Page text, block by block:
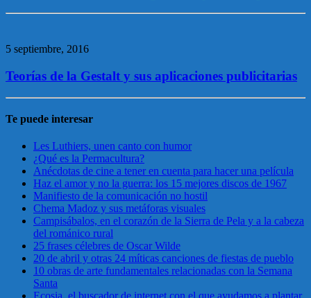
5 septiembre, 2016
Teorías de la Gestalt y sus aplicaciones publicitarias
Te puede interesar
Les Luthiers, unen canto con humor
¿Qué es la Permacultura?
Anécdotas de cine a tener en cuenta para hacer una película
Haz el amor y no la guerra: los 15 mejores discos de 1967
Manifiesto de la comunicación no hostil
Chema Madoz y sus metáforas visuales
Campisábalos, en el corazón de la Sierra de Pela y a la cabeza
del románico rural
25 frases célebres de Oscar Wilde
20 de abril y otras 24 míticas canciones de fiestas de pueblo
10 obras de arte fundamentales relacionadas con la Semana
Santa